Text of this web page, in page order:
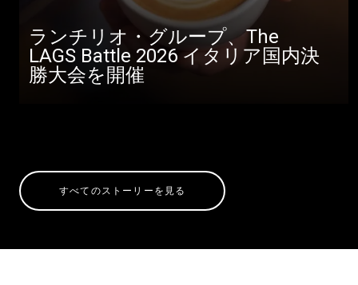
ランチリオ・グループ、The
LAGS Battle 2026 イタリア国内決
勝大会を開催
すべてのストーリーを見る